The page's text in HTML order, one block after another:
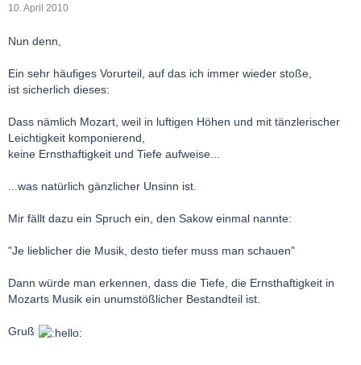
10. April 2010
Nun denn,
Ein sehr häufiges Vorurteil, auf das ich immer wieder stoße,
ist sicherlich dieses:
Dass nämlich Mozart, weil in luftigen Höhen und mit tänzlerischer
Leichtigkeit komponierend,
keine Ernsthaftigkeit und Tiefe aufweise...
...was natürlich gänzlicher Unsinn ist.
Mir fällt dazu ein Spruch ein, den Sakow einmal nannte:
"Je lieblicher die Musik, desto tiefer muss man schauen"
Dann würde man erkennen, dass die Tiefe, die Ernsthaftigkeit in
Mozarts Musik ein unumstößlicher Bestandteil ist.
Gruß